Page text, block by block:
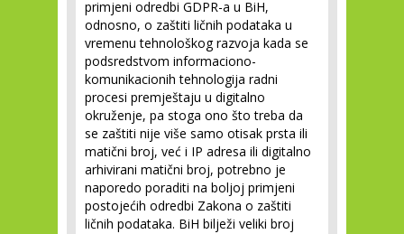
primjeni odredbi GDPR-a u BiH,
odnosno, o zaštiti ličnih podataka u
vremenu tehnološkog razvoja kada se
podsredstvom informaciono-
komunikacionih tehnologija radni
procesi premještaju u digitalno
okruženje, pa stoga ono što treba da
se zaštiti nije više samo otisak prsta ili
matični broj, već i IP adresa ili digitalno
arhivirani matični broj, potrebno je
naporedo poraditi na boljoj primjeni
postojećih odredbi Zakona o zaštiti
ličnih podataka. BiH bilježi veliki broj